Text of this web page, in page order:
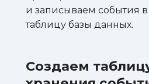
и записываем события
таблицу базы данных.
Создаем